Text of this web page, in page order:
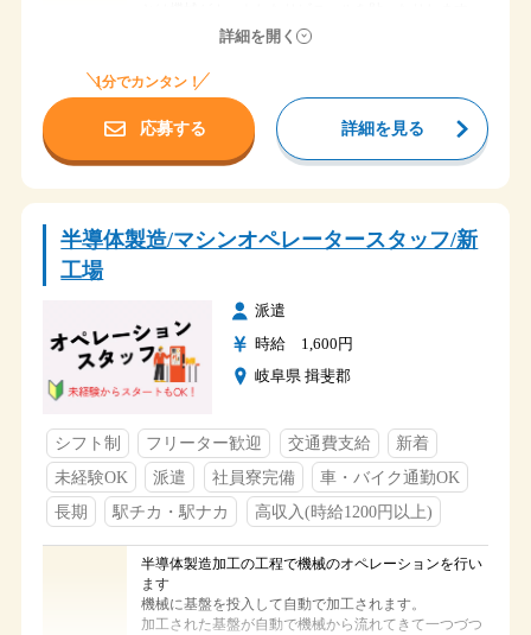
◆入社祝い金５万円支給
◆駐車場完備
完成した製品を指定の場所に運搬します。
部材を機械の場所まで運搬します。
不良品を指定の場所まで運搬し計量して指定の材質置
き場まで運搬します。
給与 時給 1,600円
勤務地 稲沢市小池
アクセス
・名鉄「国府宮駅」徒歩8分
時間
① ６：４５～１５：１５ 実働７：３０
② １４：２５～２２：５０ 実働７：２５
③ ２２：３５～ ７：００ 実働７：２５
例）①①①①休③③③③休休②②②②休
休日
シフト制
４勤１休４勤２休
長期休暇（GW・夏季休暇・年末年始）
・社保完備
・有給
・車通勤可
・交通費支給（会社規定有り）
・社員寮完備 寮費（初月無料・2ヶ月目から3万円）
詳細を開く
1分でカンタン！
応募する 詳細を見る
半導体製造/マシンオペレータースタッフ/新
工場
派遣
時給 1,600円
岐阜県 揖斐郡
シフト制 フリーター歓迎 交通費支給
新着
未経験OK
派遣 社員寮完備
車・バイク通勤OK
長期
駅チカ・駅ナカ 高収入(時給1200円以上)
半導体製造加工の工程で機械のオペレーションを行い
ます
機械に基盤を投入して自動で加工されます。
加工された基盤が自動で機械から流れてきて一つづつ